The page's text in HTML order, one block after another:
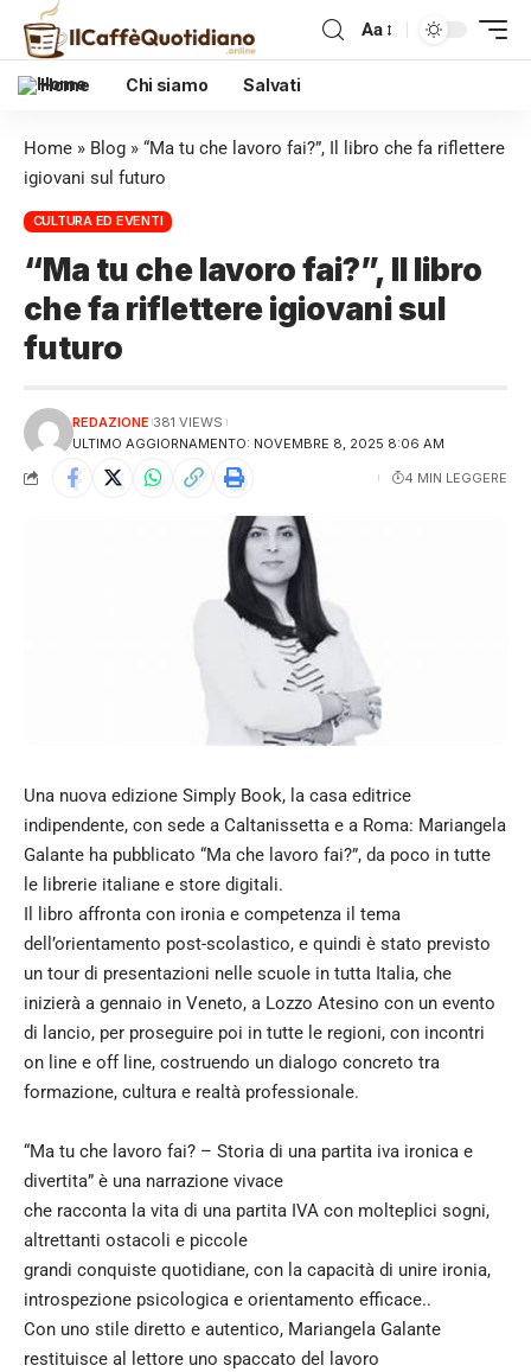
Aa
Home Chi siamo Salvati
Home » Blog » “Ma tu che lavoro fai?”, Il libro che fa riflettere
igiovani sul futuro
CULTURA ED EVENTI
“Ma tu che lavoro fai?”, Il libro
che fa riflettere igiovani sul
futuro
ULTIMO AGGIORNAMENTO: NOVEMBRE 8, 2025 8:06 AM
REDAZIONE 381 VIEWS
4 MIN LEGGERE
Una nuova edizione Simply Book, la casa editrice
indipendente, con sede a Caltanissetta e a Roma: Mariangela
Galante ha pubblicato “Ma che lavoro fai?”, da poco in tutte
le librerie italiane e store digitali.
Il libro affronta con ironia e competenza il tema
dell’orientamento post-scolastico, e quindi è stato previsto
un tour di presentazioni nelle scuole in tutta Italia, che
inizierà a gennaio in Veneto, a Lozzo Atesino con un evento
di lancio, per proseguire poi in tutte le regioni, con incontri
on line e off line, costruendo un dialogo concreto tra
formazione, cultura e realtà professionale.
“Ma tu che lavoro fai? – Storia di una partita iva ironica e
divertita” è una narrazione vivace
che racconta la vita di una partita IVA con molteplici sogni,
altrettanti ostacoli e piccole
grandi conquiste quotidiane, con la capacità di unire ironia,
introspezione psicologica e orientamento efficace..
Con uno stile diretto e autentico, Mariangela Galante
restituisce al lettore uno spaccato del lavoro